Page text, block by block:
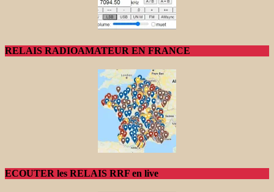
RELAIS RADIOAMATEUR EN FRANCE
ECOUTER les RELAIS RRF en live